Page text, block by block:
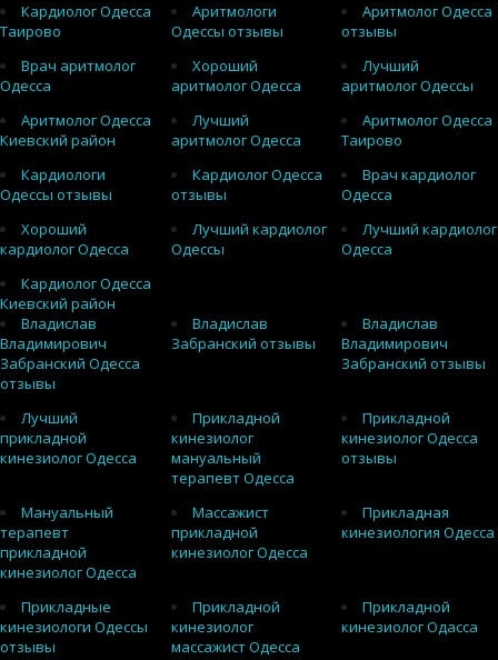
Кардиолог Одесса
Таирово
Аритмологи
Одессы отзывы
Аритмолог Одесса
отзывы
Врач аритмолог
Одесса
Хороший
аритмолог Одесса
Лучший
аритмолог Одессы
Аритмолог Одесса
Киевский район
Лучший
аритмолог Одесса
Аритмолог Одесса
Таирово
Кардиологи
Одессы отзывы
Кардиолог Одесса
отзывы
Врач кардиолог
Одесса
Хороший
кардиолог Одесса
Лучший кардиолог
Одессы
Лучший кардиолог
Одесса
Кардиолог Одесса
Киевский район
Владислав
Владимирович
Забранский Одесса
отзывы
Владислав
Забранский отзывы
Владислав
Владимирович
Забранский отзывы
Лучший
прикладной
кинезиолог Одесса
Прикладной
кинезиолог
мануальный
терапевт Одесса
Прикладной
кинезиолог Одесса
отзывы
Мануальный
терапевт
прикладной
кинезиолог Одесса
Массажист
прикладной
кинезиолог Одесса
Прикладная
кинезиология Одесса
Прикладные
кинезиологи Одессы
отзывы
Прикладной
кинезиолог
массажист Одесса
Прикладной
кинезиолог Одасса